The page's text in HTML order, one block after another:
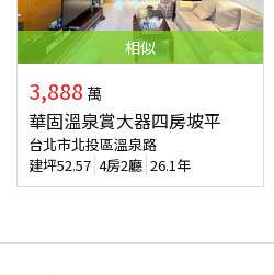
相似
3,888 萬
華固溫泉賞大器四房坡平
台北市北投區溫泉路
建坪52.57 4房2廳 26.1年